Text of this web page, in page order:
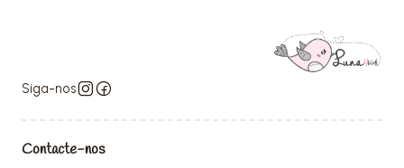
Siga-nos
Contacte-nos